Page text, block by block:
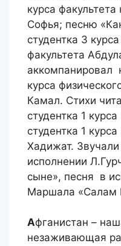
курса
Софья; песню
студентка 3
факультета
аккомпанировал
курса
Камал. Стихи
студентка 1
студентка 1
Хадижат.
исполнении
сыне», песня в
Маршала «Салам
Афганистан –
незаживающая